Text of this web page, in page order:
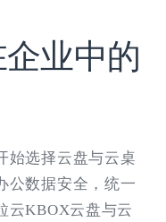
业中的
始选择云盘与云桌
公数据安全，统一
云KBOX云盘与云